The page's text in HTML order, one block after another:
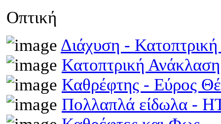
Οπτική
Διάχυση -
Κατοπτρική
Καθρέφτης - Εύρος
Πολλαπλά είδωλα -